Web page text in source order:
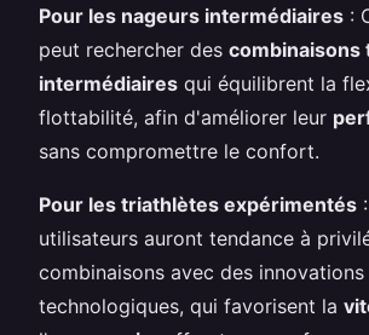
Pour les nageurs intermédiaires :
peut rechercher des combinaisons
intermédiaires qui équilibrent la
flottabilité, afin d'améliorer leur
sans compromettre le confort.
Pour les triathlètes expérimentés
utilisateurs auront tendance à
combinaisons avec des innovations
technologiques, qui favorisent la